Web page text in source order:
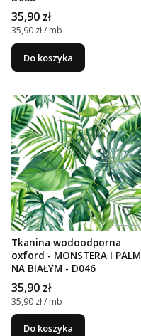
Cena
35,90 zł
Cena jednostkowa
35,90 zł / mb
Do koszyka
Tkanina wodoodporna
oxford - MONSTERA I
NA BIAŁYM - D046
Cena
35,90 zł
Cena jednostkowa
35,90 zł / mb
Do koszyka